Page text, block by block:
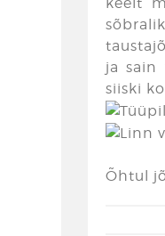
ja sain
siiski
Õhtul